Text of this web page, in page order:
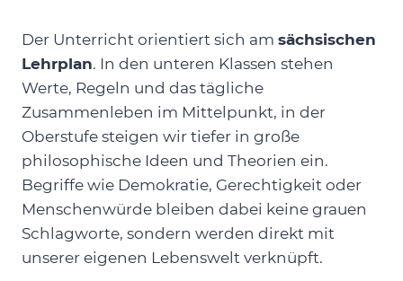
Der Unterricht orientiert sich am sächsischen
Lehrplan. In den unteren Klassen stehen
Werte, Regeln und das tägliche
Zusammenleben im Mittelpunkt, in der
Oberstufe steigen wir tiefer in große
philosophische Ideen und Theorien ein.
Begriffe wie Demokratie, Gerechtigkeit oder
Menschenwürde bleiben dabei keine grauen
Schlagworte, sondern werden direkt mit
unserer eigenen Lebenswelt verknüpft.